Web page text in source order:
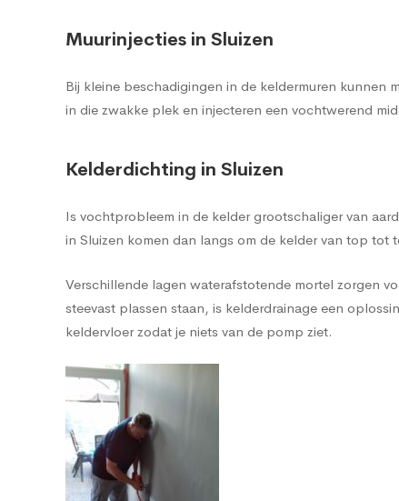
Muurinjecties in Sluizen
Bij kleine beschadigingen in de keldermuren kunnen
in die zwakke plek en injecteren een vochtwerend
Kelderdichting in Sluizen
Is vochtprobleem in de kelder grootschaliger van
in Sluizen komen dan langs om de kelder van top tot
Verschillende lagen waterafstotende mortel zorgen
steevast plassen staan, is kelderdrainage een
keldervloer zodat je niets van de pomp ziet.